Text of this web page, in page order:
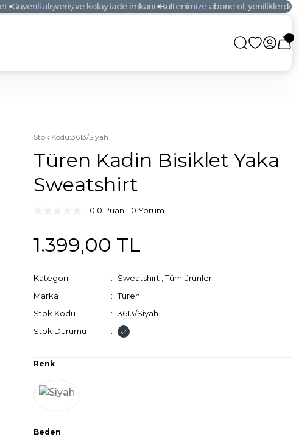
Güvenli alışveriş ve kolay iade imkanı. Bültenimize abone ol, yeniliklerden
Stok Kodu:3613/Siyah
Türen Kadin Bisiklet Yaka
Sweatshirt
0.0 Puan - 0 Yorum
1.399,00 TL
Kategori Sweatshirt ,Tüm ürünler
Marka
Türen
Stok Kodu
3613/Siyah
Stok Durumu
Renk
Beden